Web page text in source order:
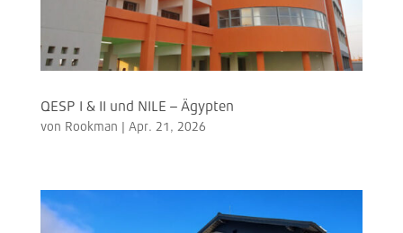
QESP I & II und NILE – Ägypten
von Rookman | Apr. 21, 2026